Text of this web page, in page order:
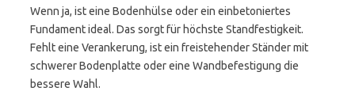
Wenn ja, ist eine Bodenhülse oder ein einbetoniertes
Fundament ideal. Das sorgt für höchste Standfestigkeit.
Fehlt eine Verankerung, ist ein freistehender Ständer mit
schwerer Bodenplatte oder eine Wandbefestigung die
bessere Wahl.